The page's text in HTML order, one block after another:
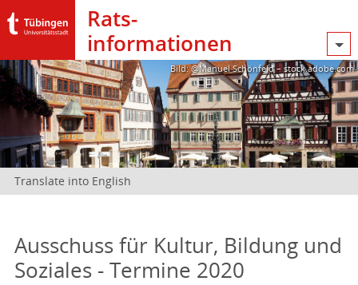
Rats­
informationen
Bild: @Manuel Schönfeld – stock.adobe.com
Translate into English
Ausschuss für Kultur, Bildung und
Soziales - Termine 2020